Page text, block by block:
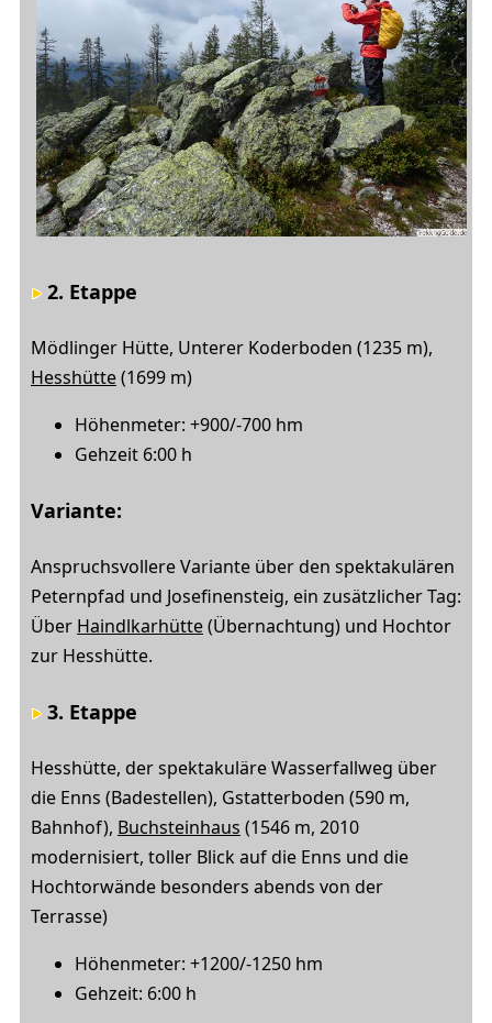
2. Etappe
Mödlinger Hütte, Unterer Koderboden (1235 m),
Hesshütte(1699 m)
Höhenmeter: +900/-700 hm
Gehzeit 6:00 h
Variante:
Anspruchsvollere Variante über den spektakulären
Peternpfad und Josefinensteig, ein zusätzlicher Tag:
Über Haindlkarhütte(Übernachtung) und Hochtor
zur Hesshütte.
3. Etappe
Hesshütte, der spektakuläre Wasserfallweg über
die Enns (Badestellen), Gstatterboden (590 m,
Bahnhof), Buchsteinhaus (1546 m, 2010
modernisiert, toller Blick auf die Enns und die
Hochtorwände besonders abends von der
Terrasse)
Höhenmeter: +1200/-1250 hm
Gehzeit: 6:00 h